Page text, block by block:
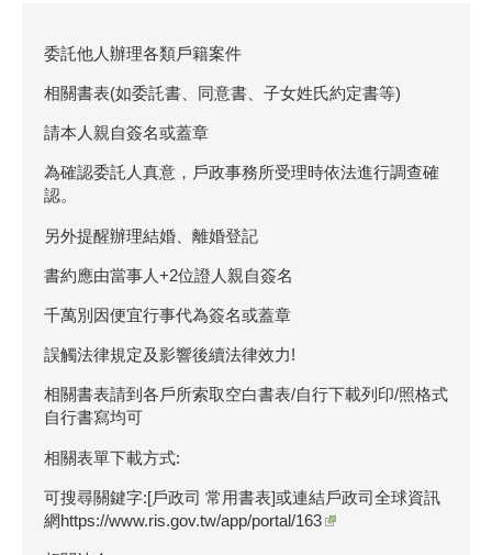
委託他人辦理各類戶籍案件
相關書表(如委託書、同意書、子女姓氏約定書等)
請本人親自簽名或蓋章
為確認委託人真意，戶政事務所受理時依法進行調查確
認。
另外提醒辦理結婚、離婚登記
書約應由當事人+2位證人親自簽名
千萬別因便宜行事代為簽名或蓋章
誤觸法律規定及影響後續法律效力!
相關書表請到各戶所索取空白書表/自行下載列印/照格式
自行書寫均可
相關表單下載方式:
可搜尋關鍵字:[戶政司 常用書表]或連結戶政司全球資訊
網https://www.ris.gov.tw/app/portal/163